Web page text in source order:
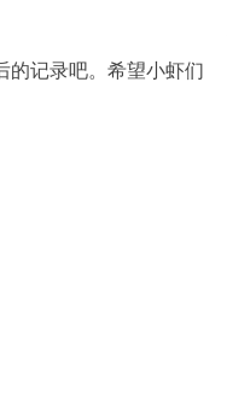
的记录吧。希望小虾们